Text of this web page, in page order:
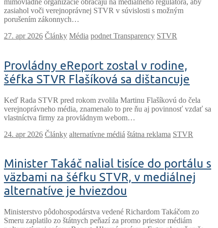
zasiahol voči verejnoprávnej STVR v súvislosti s možným
porušením zákonnych…
Články Média podnet Transparency STVR
Provládny eReport zostal v rodine,
šéfka STVR Flašíková sa dištancuje
Keď Rada STVR pred rokom zvolila Martinu Flašíkovú do čela
verejnoprávneho média, znamenalo to pre ňu aj povinnosť vzdať sa
vlastníctva firmy za provládnym webom…
Články alternatívne médiá štátna reklama STVR
Minister Takáč nalial tisíce do portálu s
väzbami na šéfku STVR, v mediálnej
alternatíve je hviezdou
Ministerstvo pôdohospodárstva vedené Richardom Takáčom zo
Smeru zaplatilo zo štátnych peňazí za promo priestor médiám